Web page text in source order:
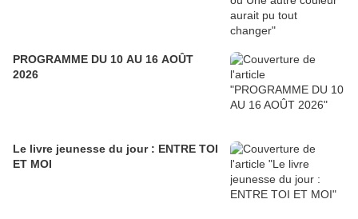
PROGRAMME DU 10 AU 16 AOÛT
2026
Le livre jeunesse du jour : ENTRE TOI
ET MOI